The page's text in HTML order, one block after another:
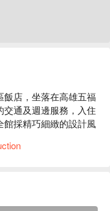
店，坐落在高雄五福
通及週邊服務，入住
館採精巧細緻的設計風
來整齊和諧，也讓空
客體驗優質的住宿服